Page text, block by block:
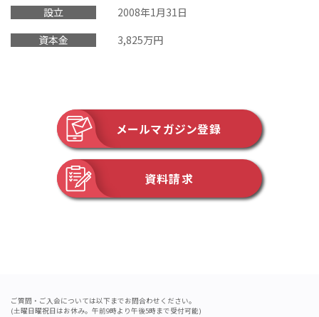
設立
2008年1月31日
資本金
3,825万円
メールマガジン登録
資料請求
ご質問・ご入会については以下までお問合わせください。
(土曜日曜祝日はお休み。午前9時より午後5時まで受付可能)